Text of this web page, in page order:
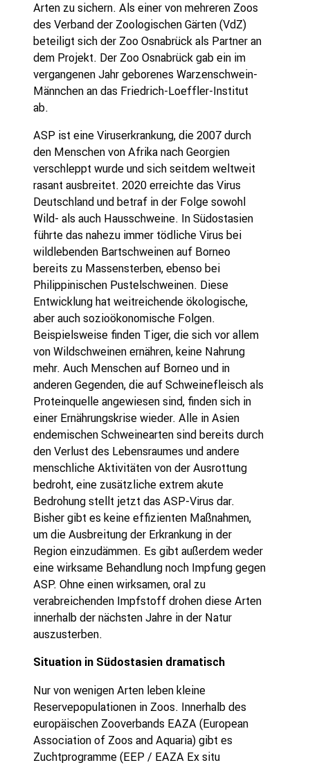
Arten zu sichern. Als einer von mehreren Zoos
des Verband der Zoologischen Gärten (VdZ)
beteiligt sich der Zoo Osnabrück als Partner an
dem Projekt. Der Zoo Osnabrück gab ein im
vergangenen Jahr geborenes Warzenschwein-
Männchen an das Friedrich-Loeffler-Institut
ab.
ASP ist eine Viruserkrankung, die 2007 durch
den Menschen von Afrika nach Georgien
verschleppt wurde und sich seitdem weltweit
rasant ausbreitet. 2020 erreichte das Virus
Deutschland und betraf in der Folge sowohl
Wild- als auch Hausschweine. In Südostasien
führte das nahezu immer tödliche Virus bei
wildlebenden Bartschweinen auf Borneo
bereits zu Massensterben, ebenso bei
Philippinischen Pustelschweinen. Diese
Entwicklung hat weitreichende ökologische,
aber auch sozioökonomische Folgen.
Beispielsweise finden Tiger, die sich vor allem
von Wildschweinen ernähren, keine Nahrung
mehr. Auch Menschen auf Borneo und in
anderen Gegenden, die auf Schweinefleisch als
Proteinquelle angewiesen sind, finden sich in
einer Ernährungskrise wieder. Alle in Asien
endemischen Schweinearten sind bereits durch
den Verlust des Lebensraumes und andere
menschliche Aktivitäten von der Ausrottung
bedroht, eine zusätzliche extrem akute
Bedrohung stellt jetzt das ASP-Virus dar.
Bisher gibt es keine effizienten Maßnahmen,
um die Ausbreitung der Erkrankung in der
Region einzudämmen. Es gibt außerdem weder
eine wirksame Behandlung noch Impfung gegen
ASP. Ohne einen wirksamen, oral zu
verabreichenden Impfstoff drohen diese Arten
innerhalb der nächsten Jahre in der Natur
auszusterben.
Situation in Südostasien dramatisch
Nur von wenigen Arten leben kleine
Reservepopulationen in Zoos. Innerhalb des
europäischen Zooverbands EAZA (European
Association of Zoos and Aquaria) gibt es
Zuchtprogramme (EEP / EAZA Ex situ